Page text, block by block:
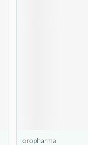
oropharma